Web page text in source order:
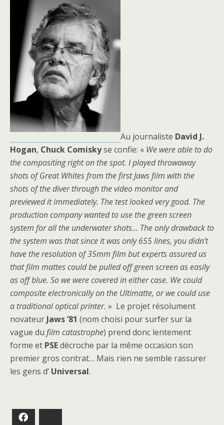
Au journaliste David J.
Hogan, Chuck Comiskyse confie: « We were able to do
the compositing right on the spot. I played throwaway
shots of Great Whites from the first Jaws film with the
shots of the diver through the video monitor and
previewed it immediately. The test looked very good. The
production company wanted to use the green screen
system for all the underwater shots… The only drawback to
the system was that since it was only 655 lines, you didn’t
have the resolution of 35mm film but experts assured us
that film mattes could be pulled off green screen as easily
as off blue. So we were covered in either case. We could
composite electronically on the Ultimatte, or we could use
a traditional optical printer. » Le projet résolument
novateur Jaws ’81 (nom choisi pour surfer sur la
vague du film catastrophe) prend donc lentement
forme et PSEdécroche par la même occasion son
premier gros contrat… Mais rien ne semble rassurer
les gens d’ Universal.